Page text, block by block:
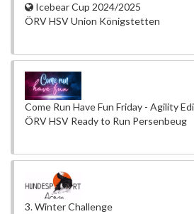
Icebear Cup 2024/2025
ÖRV HSV Union Königstetten
Come Run Have Fun Friday - Agility
ÖRV HSV Ready to Run Persenbeug
3. Winter Challenge